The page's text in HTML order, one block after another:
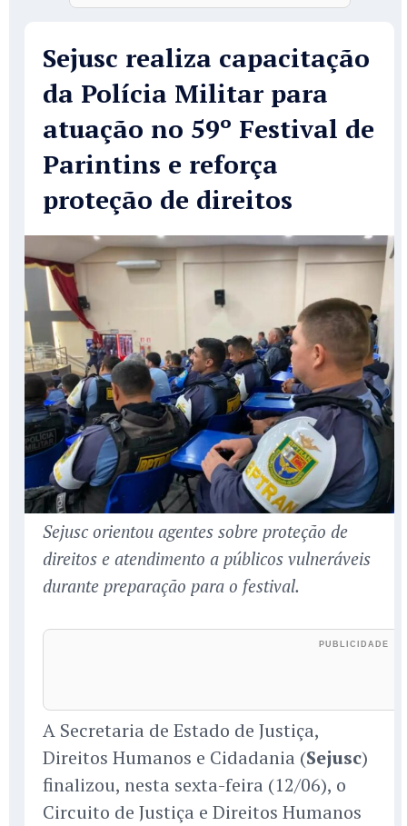
Sejusc realiza capacitação
da Polícia Militar para
atuação no 59º Festival de
Parintins e reforça
proteção de direitos
Sejusc orientou agentes sobre proteção de
direitos e atendimento a públicos vulneráveis
durante preparação para o festival.
A Secretaria de Estado de Justiça,
Direitos Humanos e Cidadania (Sejusc)
finalizou, nesta sexta-feira (12/06), o
Circuito de Justiça e Direitos Humanos